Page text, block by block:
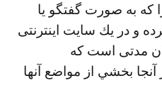
كه به صورت گفتگو يا
و در يك سايت اينترنتی
مدتی است كه
بخشي از مواضع آنها